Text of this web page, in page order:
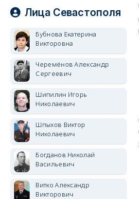
Лица Севастополя
Бубнова Екатерина
Викторовна
Черемёнов Александр
Сергеевич
Шипилин Игорь
Николаевич
Шпыхов Виктор
Николаевич
Богданов Николай
Васильевич
Витко Александр
Викторович